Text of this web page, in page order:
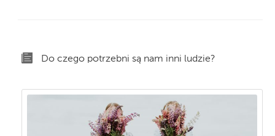
Do czego potrzebni są nam inni ludzie?